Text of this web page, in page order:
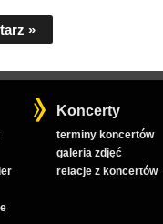
»
Koncerty
terminy koncertów
galeria zdjęć
relacje z koncertów